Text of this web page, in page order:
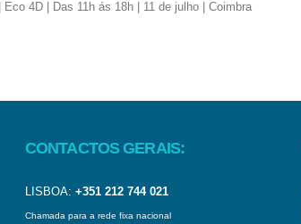
CONTACTOS GERAIS:
LISBOA: +351 212 744 021
Chamada para a rede fixa nacional